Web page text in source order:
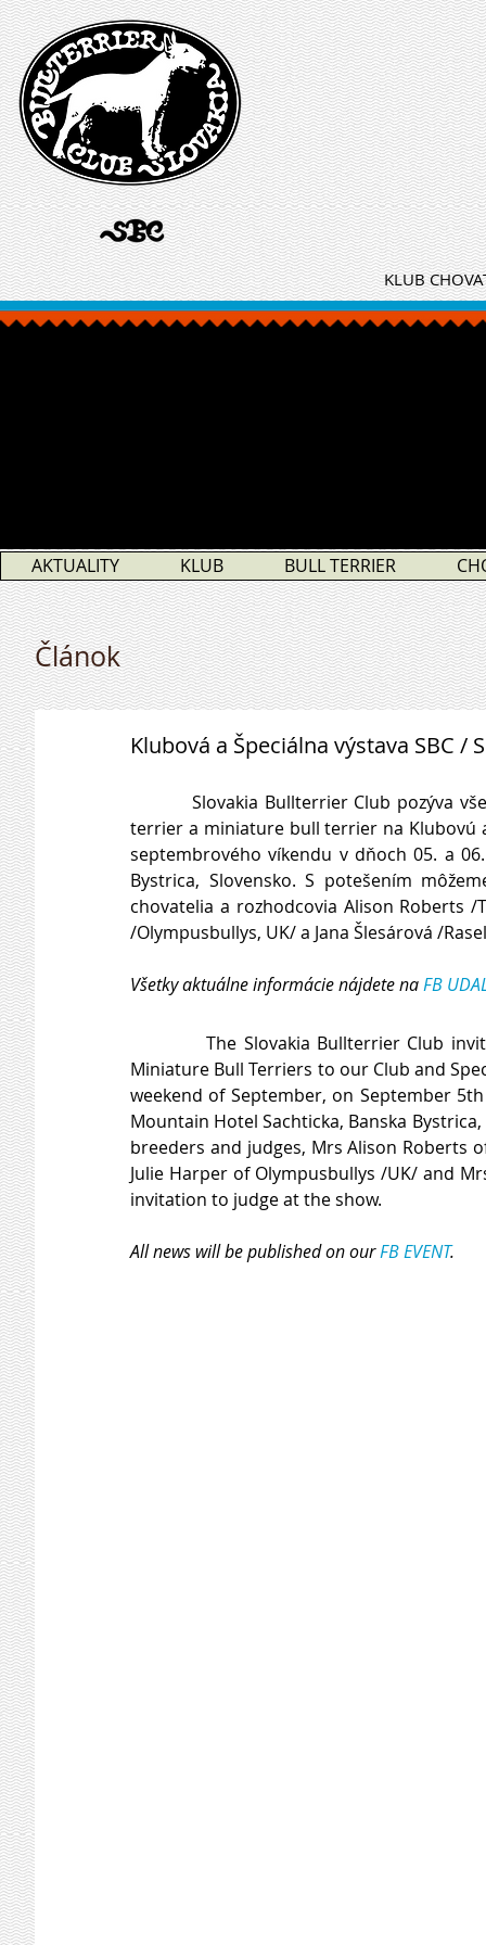
KLUB
AKTUALITY KLUB BULL TERRIER
Článok
Klubová a Špeciálna výstava SBC /
terrier a miniature bull terrier na Klubovú
septembrového víkendu v dňoch 05. a
Bystrica, Slovensko. S potešením
chovatelia a rozhodcovia Alison Roberts /
/Olympusbullys, UK/ a Jana Šlesárová /
Všetky aktuálne informácie nájdete na FB
           The Slovakia Bullterrier Club invites all breeders, owners and fans of Bull Terriers and
Miniature Bull Terriers to our Club and
weekend of September, on September
Mountain Hotel Sachticka, Banska
breeders and judges, Mrs Alison Roberts
Julie Harper of Olympusbullys /UK/ and
invitation to judge at the show.
All news will be published on our FB EVENT.